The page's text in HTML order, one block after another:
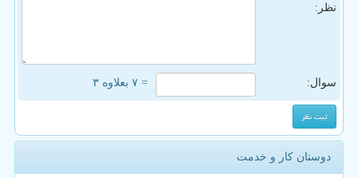
نظر:
سوال: = ۷ بعلاوه ۳
دوستان کار و خدمت